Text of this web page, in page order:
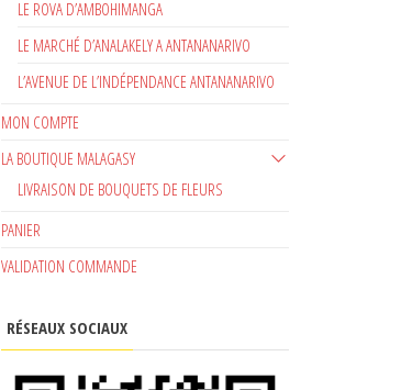
LE ROVA D’AMBOHIMANGA
LE MARCHÉ D’ANALAKELY A ANTANANARIVO
L’AVENUE DE L’INDÉPENDANCE ANTANANARIVO
MON COMPTE
LA BOUTIQUE MALAGASY
LIVRAISON DE BOUQUETS DE FLEURS
PANIER
VALIDATION COMMANDE
RÉSEAUX SOCIAUX